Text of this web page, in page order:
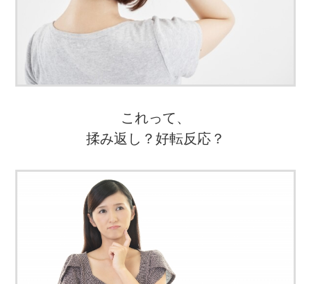
これって、
揉み返し？好転反応？